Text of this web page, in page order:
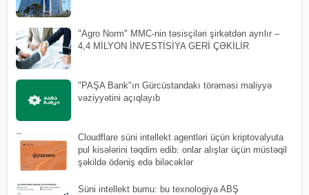
"Agro Norm" MMC-nin təsisçiləri şirkətdən ayrılır –
4,4 MİLYON İNVESTİSİYA GERİ ÇƏKİLİR
"PAŞA Bank"ın Gürcüstandakı törəməsi maliyyə
vəziyyətini açıqlayıb
Cloudflare süni intellekt agentləri üçün kriptovalyuta
pul kisələrini təqdim edib: onlar alışlar üçün müstəqil
şəkildə ödəniş edə biləcəklər
Süni intellekt bumu: bu texnologiya ABŞ